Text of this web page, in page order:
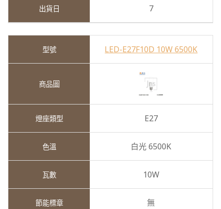
7
LED-E27F10D 10W 6500K
E27
白光 6500K
10W
無